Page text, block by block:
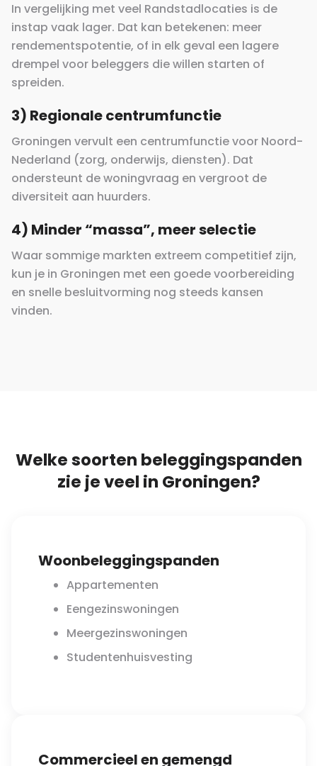
In vergelijking met veel Randstadlocaties is de
instap vaak lager. Dat kan betekenen: meer
rendementspotentie, of in elk geval een lagere
drempel voor beleggers die willen starten of
spreiden.
3) Regionale centrumfunctie
Groningen vervult een centrumfunctie voor Noord-
Nederland (zorg, onderwijs, diensten). Dat
ondersteunt de woningvraag en vergroot de
diversiteit aan huurders.
4) Minder “massa”, meer selectie
Waar sommige markten extreem competitief zijn,
kun je in Groningen met een goede voorbereiding
en snelle besluitvorming nog steeds kansen
vinden.
Welke soorten beleggingspanden
zie je veel in Groningen?
Woonbeleggingspanden
Appartementen
Eengezinswoningen
Meergezinswoningen
Studentenhuisvesting
Commercieel en gemengd